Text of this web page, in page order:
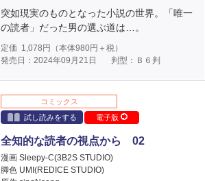
突如現実のものとなった小説の世界。「唯一
の読者」だった男の選ぶ道は…。
定価 1,078 円（本体980円＋税）
発売日：2024年09月21日
判型：Ｂ６判
コミックス
試し読みをする
電子版
全知的な読者の視点から 02
漫画 Sleepy-C(3B2S STUDIO)
脚色 UMI(REDICE STUDIO)